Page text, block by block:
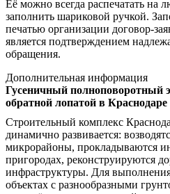
Её можно всегда распечатать на
заполнить шариковой ручкой.
печатью организации договор-
является подтверждением
обращения.
Дополнительная информация
Гусеничный полноповоротный
обратной лопатой в
Строительный комплекс
динамично развивается:
микрорайоны, прокладываются
пригородах, реконструируются
инфраструктуры. Для
объектах с разнообразными